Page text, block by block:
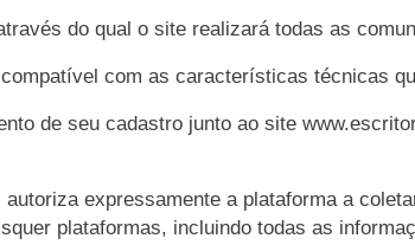
do qual o site realizará todas as
com as características técnicas
de seu cadastro junto ao site
expressamente a plataforma a
plataformas, incluindo todas as